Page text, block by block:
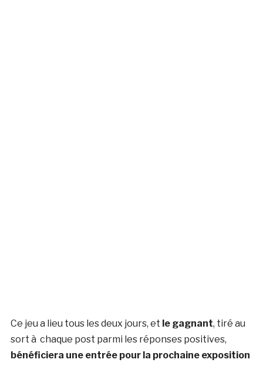
Ce jeu a lieu tous les deux jours, et le gagnant, tiré au
sort à chaque post parmi les réponses positives,
bénéficiera une entrée pour la prochaine exposition